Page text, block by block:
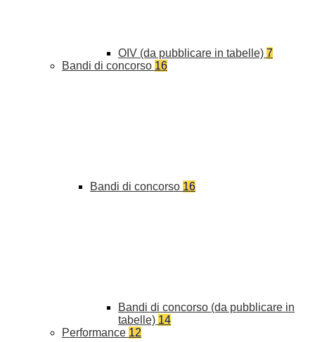
OIV (da pubblicare in tabelle) 7
Bandi di concorso 16
Bandi di concorso 16
Bandi di concorso (da pubblicare in
tabelle) 14
Performance 12